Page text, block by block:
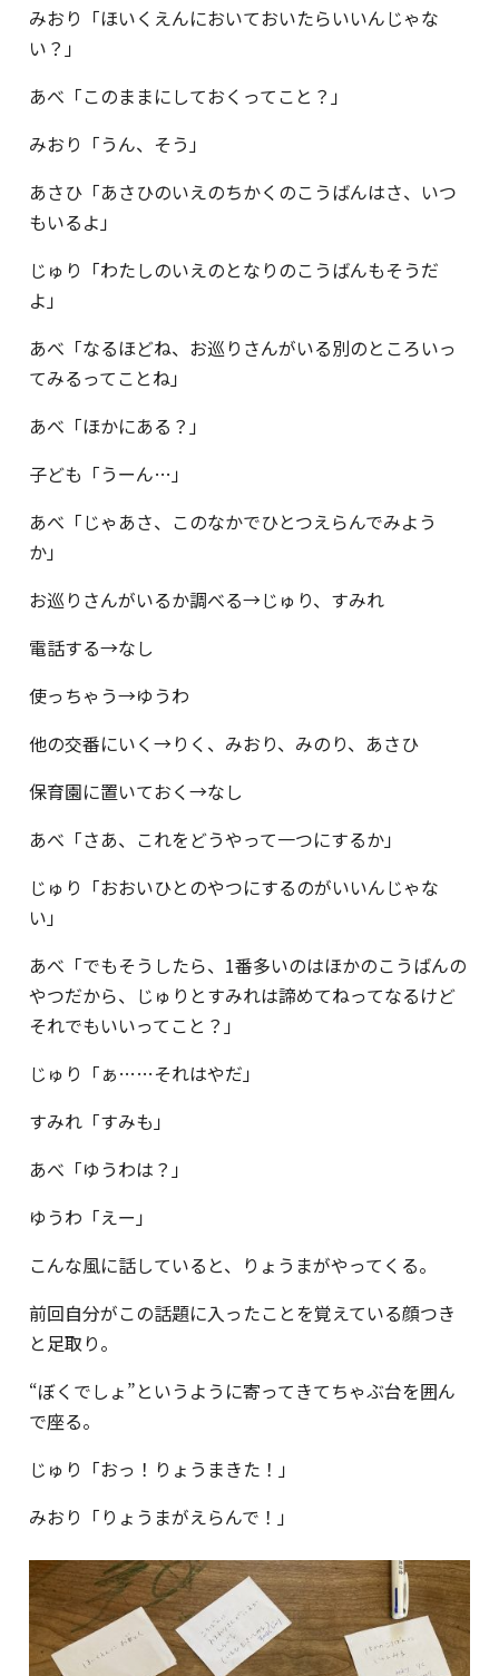
みおり「ほいくえんにおいておいたらいいんじゃな
い？」
あべ「このままにしておくってこと？」
みおり「うん、そう」
あさひ「あさひのいえのちかくのこうばんはさ、いつ
もいるよ」
じゅり「わたしのいえのとなりのこうばんもそうだ
よ」
あべ「なるほどね、お巡りさんがいる別のところいっ
てみるってことね」
あべ「ほかにある？」
子ども「うーん…」
あべ「じゃあさ、このなかでひとつえらんでみよう
か」
お巡りさんがいるか調べる→じゅり、すみれ
電話する→なし
使っちゃう→ゆうわ
他の交番にいく→りく、みおり、みのり、あさひ
保育園に置いておく→なし
あべ「さあ、これをどうやって一つにするか」
じゅり「おおいひとのやつにするのがいいんじゃな
い」
あべ「でもそうしたら、1番多いのはほかのこうばんの
やつだから、じゅりとすみれは諦めてねってなるけど
それでもいいってこと？」
じゅり「ぁ……それはやだ」
すみれ「すみも」
あべ「ゆうわは？」
ゆうわ「えー」
こんな風に話していると、りょうまがやってくる。
前回自分がこの話題に入ったことを覚えている顔つき
と足取り。
“ぼくでしょ”というように寄ってきてちゃぶ台を囲ん
で座る。
じゅり「おっ！りょうまきた！」
みおり「りょうまがえらんで！」